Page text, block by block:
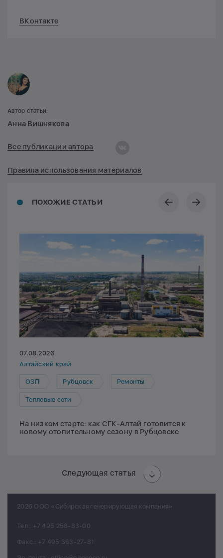
ВКонтакте
ПОХОЖИЕ СТАТЬИ
07.08.2026
Алтайский край
ОЗП Рубцовск Ремонты
Тепловые сети
На низком старте: как СГК-Алтай готовится к
новому отопительному сезону в Рубцовске
Следующая статья
Автор статьи:
Анна Вишнякова
Все публикации автора
Правила использования материалов
2026 ООО «Сибирская генерирующая компания»
Тел.: +7 495 258-83-00
Факс.: +7 495 363-27-81